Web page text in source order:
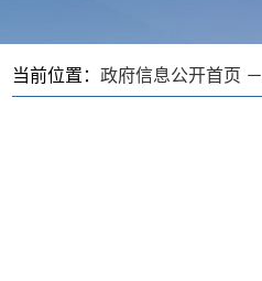
当前位置： 政府信息公开首页 －